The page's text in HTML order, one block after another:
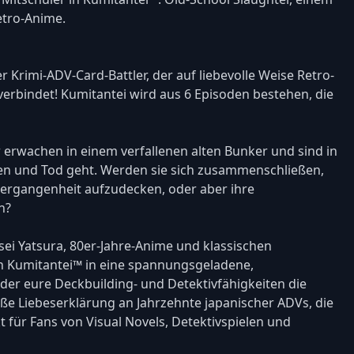
Anime.
ADV-Card-Battler, der auf liebevolle Weise Retro-
Kumitantei wird aus 6 Episoden bestehen, die
erwachen in einem verfallenen alten Bunker und sind in
und Tod geht. Werden sie sich zusammenschließen,
aufzudecken, oder aber ihre
Yatsura, 80er-Jahre-Anime und klassischen
in eine spannungsgeladene,
eure Deckbuilding- und Detektivfähigkeiten die
Liebeserklärung an Jahrzehnte japanischer ADVs, die
Fans von Visual Novels, Detektivspielen und